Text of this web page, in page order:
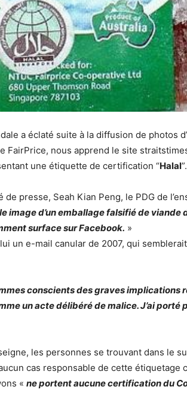
a éclaté suite à la diffusion de photos
FairPrice, nous apprend le site
une étiquette de certification “Halal
de presse, Seah Kian Peng, le PDG de
image d’un emballage falsifié de
surface sur ​​Facebook. »
lui un e-mail canular de 2007, qui
conscients des graves implications
un acte délibéré de malice. J’ai porté
les personnes se trouvant dans le
cas responsable de cette étiquetage
« ne portent aucune certification du